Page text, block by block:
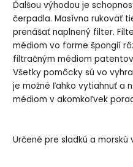
Ďalšou výhodou je
čerpadla. Masívna rukoväť
prenášať naplnený filter.
médiom vo forme špongií
filtračným médiom
Všetky pomôcky sú vo
je možné ľahko vytiahnuť a
médiom v akomkoľvek
Určené pre sladkú a morskú